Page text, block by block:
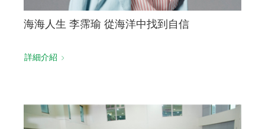
海海人生 李霈瑜 從海洋中找到自信
詳細介紹